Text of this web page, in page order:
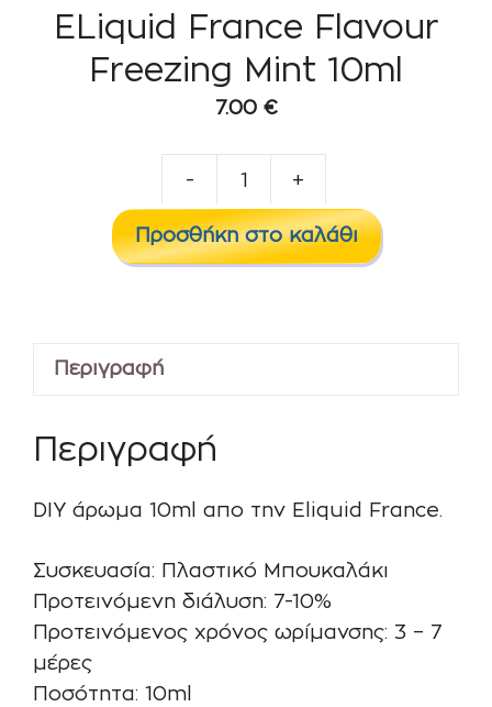
ELiquid France Flavour
Freezing Mint 10ml
7.00 €
-
France
Flavour
+
Προσθήκη στο καλάθι
Περιγραφή
Περιγραφή
DIY άρωμα 10ml απο την Eliquid France.
Συσκευασία: Πλαστικό Μπουκαλάκι
Προτεινόμενη διάλυση: 7-10%
Προτεινόμενος χρόνος ωρίμανσης: 3 – 7
μέρες
Ποσότητα: 10ml